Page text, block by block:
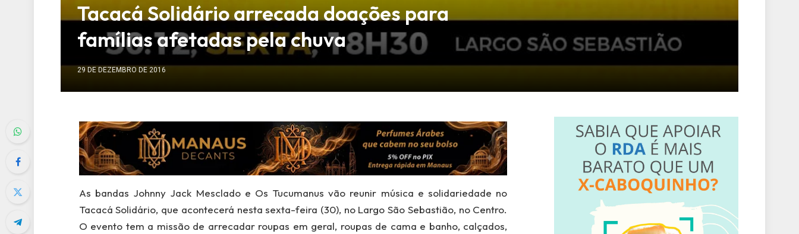
Tacacá Solidário arrecada doações para
famílias afetadas pela chuva
29 DE DEZEMBRO DE 2016
As bandas Johnny Jack Mesclado e Os Tucumanus vão reunir música e solidariedade no
Tacacá Solidário, que acontecerá nesta sexta-feira (30), no Largo São Sebastião, no Centro.
O evento tem a missão de arrecadar roupas em geral, roupas de cama e banho, calçados,